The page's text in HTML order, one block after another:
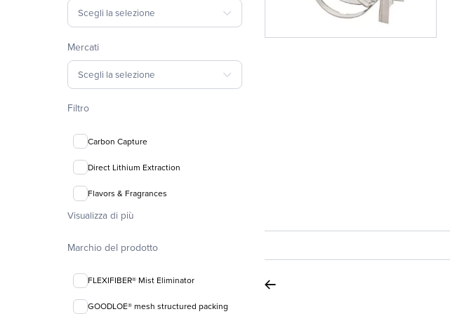
Scegli la selezione
Mercati
Scegli la selezione
Filtro
Carbon Capture
Direct Lithium Extraction
Flavors & Fragrances
Visualizza di più
Marchio del prodotto
FLEXIFIBER® Mist Eliminator
GOODLOE® mesh structured packing